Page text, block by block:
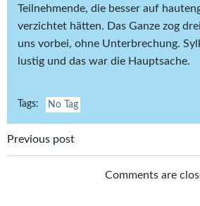
Teilnehmende, die besser auf
verzichtet hätten. Das Ganze zog
uns vorbei, ohne Unterbrechung.
lustig und das war die Hauptsache.
Tags: No Tag
Post
navigation
Previous post
Comments are